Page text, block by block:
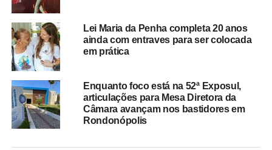
Lei Maria da Penha completa 20 anos
ainda com entraves para ser colocada
em prática
Enquanto foco está na 52ª Exposul,
articulações para Mesa Diretora da
Câmara avançam nos bastidores em
Rondonópolis